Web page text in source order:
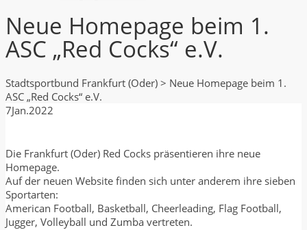
Neue Homepage beim 1.
ASC „Red Cocks“ e.V.
Stadtsportbund Frankfurt (Oder) > Neue Homepage beim 1.
ASC „Red Cocks“ e.V.
7Jan.2022
Die Frankfurt (Oder) Red Cocks präsentieren ihre neue
Homepage.
Auf der neuen Website finden sich unter anderem ihre sieben
Sportarten:
American Football, Basketball, Cheerleading, Flag Football,
Jugger, Volleyball und Zumba vertreten.